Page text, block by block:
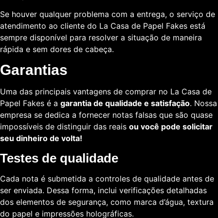
Se houver qualquer problema com a entrega, o serviço de
atendimento ao cliente do La Casa de Papel Fakes está
sempre disponível para resolver a situação de maneira
rápida e sem dores de cabeça.
Garantias
Uma das principais vantagens de comprar no La Casa de
Papel Fakes é a garantia de qualidade e satisfação. Nossa
empresa se dedica a fornecer notas falsas que são quase
impossíveis de distinguir das reais ou você pode solicitar
seu dinheiro de volta!
Testes de qualidade
Cada nota é submetida a controles de qualidade antes de
ser enviada. Dessa forma, inclui verificações detalhadas
dos elementos de segurança, como marca d’água, textura
do papel e impressões holográficas.